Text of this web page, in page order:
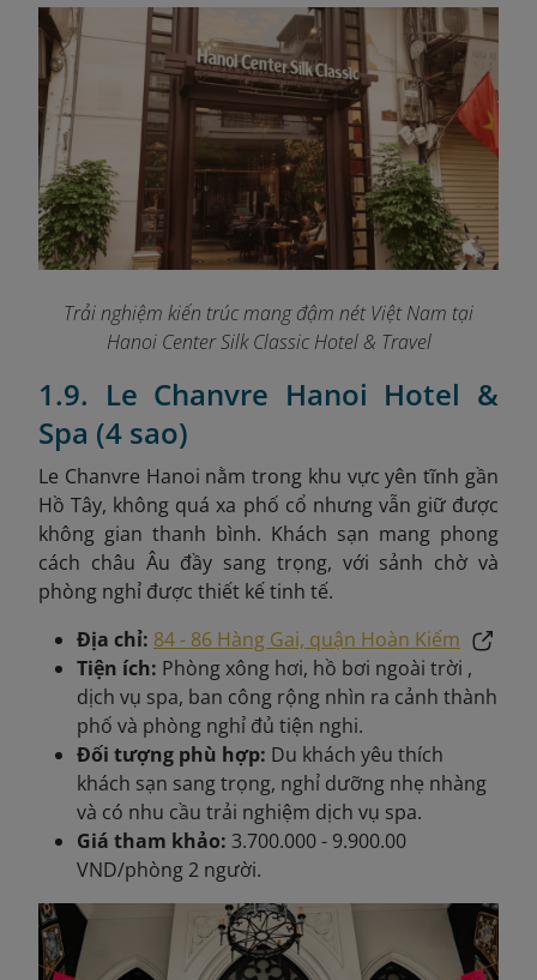
Trải nghiệm kiến trúc mang đậm nét Việt Nam tại
Hanoi Center Silk Classic Hotel & Travel
1.9. Le Chanvre Hanoi Hotel &
Spa (4 sao)
Le Chanvre Hanoi nằm trong khu vực yên tĩnh gần
Hồ Tây, không quá xa phố cổ nhưng vẫn giữ được
không gian thanh bình. Khách sạn mang phong
cách châu Âu đầy sang trọng, với sảnh chờ và
phòng nghỉ được thiết kế tinh tế.
Địa chỉ: 84 - 86 Hàng Gai, quận Hoàn Kiếm
Tiện ích: Phòng xông hơi, hồ bơi ngoài trời ,
dịch vụ spa, ban công rộng nhìn ra cảnh thành
phố và phòng nghỉ đủ tiện nghi.
Đối tượng phù hợp: Du khách yêu thích
khách sạn sang trọng, nghỉ dưỡng nhẹ nhàng
và có nhu cầu trải nghiệm dịch vụ spa.
Giá tham khảo: 3.700.000 - 9.900.00
VND/phòng 2 người.